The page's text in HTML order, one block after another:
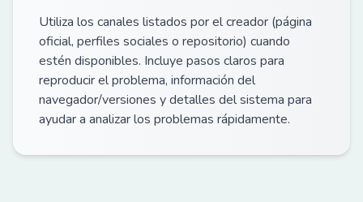
Utiliza los canales listados por el creador (página
oficial, perfiles sociales o repositorio) cuando
estén disponibles. Incluye pasos claros para
reproducir el problema, información del
navegador/versiones y detalles del sistema para
ayudar a analizar los problemas rápidamente.